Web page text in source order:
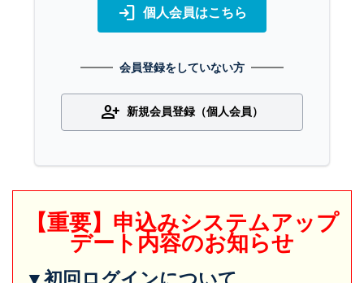
login 個人会員はこちら
会員登録をしていない方
person_add 新規会員登録（個人会員）
【重要】申込みシステムアップ
デート内容のお知らせ